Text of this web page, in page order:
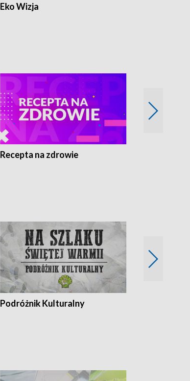
Eko Wizja
Recepta na zdrowie
Podróżnik Kulturalny